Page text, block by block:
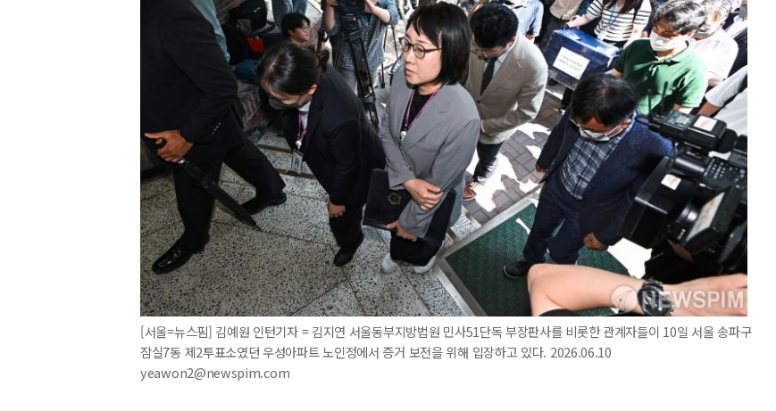
[서울=뉴스핌] 김예원 인턴기자 = 김지연 서울동부지방법원 민사51단독 부장판사를 비롯한 관계자들이 10일 서울 송파구
잠실7동 제2투표소였던 우성아파트 노인정에서 증거 보전을 위해 입장하고 있다. 2026.06.10
yeawon2@newspim.com